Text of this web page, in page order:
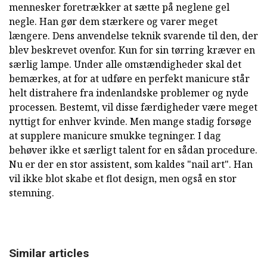
mennesker foretrækker at sætte på neglene gel
negle. Han gør dem stærkere og varer meget
længere. Dens anvendelse teknik svarende til den, der
blev beskrevet ovenfor. Kun for sin tørring kræver en
særlig lampe. Under alle omstændigheder skal det
bemærkes, at for at udføre en perfekt manicure står
helt distrahere fra indenlandske problemer og nyde
processen. Bestemt, vil disse færdigheder være meget
nyttigt for enhver kvinde. Men mange stadig forsøge
at supplere manicure smukke tegninger. I dag
behøver ikke et særligt talent for en sådan procedure.
Nu er der en stor assistent, som kaldes "nail art". Han
vil ikke blot skabe et flot design, men også en stor
stemning.
Similar articles